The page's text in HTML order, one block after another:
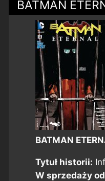
BATMAN
BATMAN
Tytuł historii:
W sprzedaży